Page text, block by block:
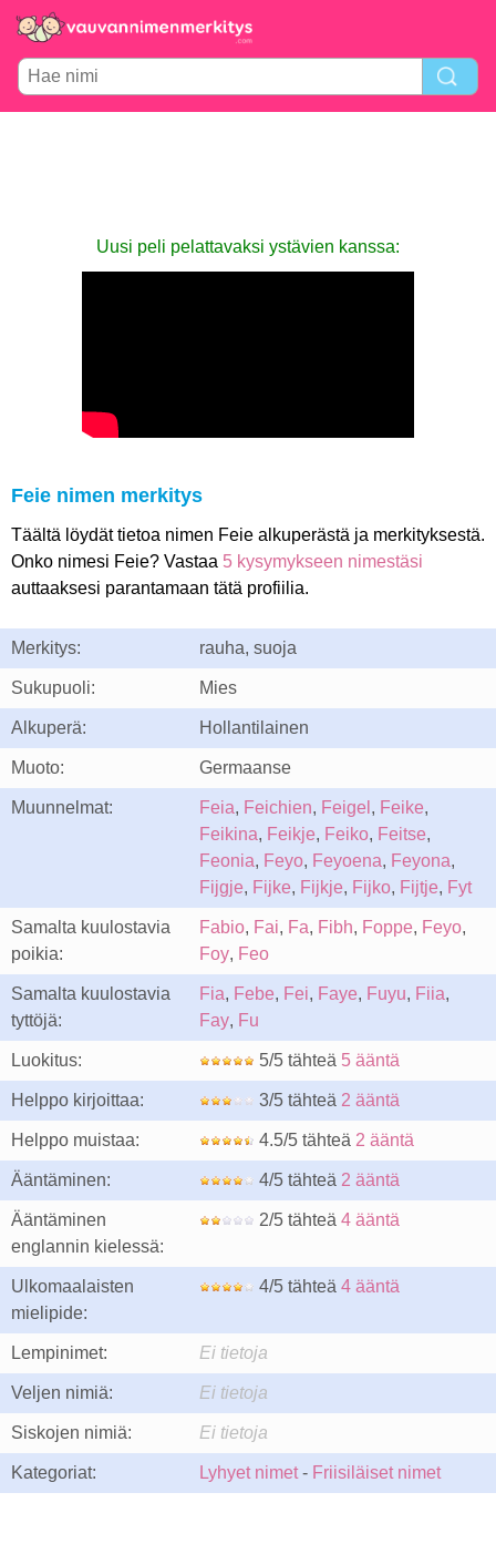
Uusi peli pelattavaksi ystävien kanssa:
Feie nimen merkitys
Täältä löydät tietoa nimen Feie alkuperästä ja merkityksestä.
Onko nimesi Feie? Vastaa 5 kysymykseen nimestäsi
auttaaksesi parantamaan tätä profiilia.
Merkitys: rauha, suoja
Sukupuoli: Mies
Alkuperä: Hollantilainen
Muoto: Germaanse
Muunnelmat: Feia, Feichien, Feigel , Feike,
Feikina, Feikje, Feiko, Feitse,
Feonia, Feyo, Feyoena, Feyona,
Fijgje, Fijke, Fijkje, Fijko, Fijtje, Fyt
Samalta kuulostavia
poikia:
Fabio, Fai, Fa, Fibh, Foppe, Feyo,
Foy, Feo
Samalta kuulostavia
tyttöjä:
Fia, Febe, Fei, Faye, Fuyu, Fiia,
Fay, Fu
Luokitus: 5/5 tähteä 5 ääntä
Helppo kirjoittaa: 3/5 tähteä 2 ääntä
Helppo muistaa: 4.5/5 tähteä 2 ääntä
Ääntäminen: 4/5 tähteä 2 ääntä
Ääntäminen
englannin kielessä:
2/5 tähteä 4 ääntä
Ulkomaalaisten
mielipide:
4/5 tähteä 4 ääntä
Lempinimet: Ei tietoja
Veljen nimiä: Ei tietoja
Siskojen nimiä: Ei tietoja
Kategoriat: Lyhyet nimet- Friisiläiset nimet